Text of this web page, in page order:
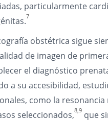
particularmente
7
obstétrica sigue
de imagen de
el diagnóstico
a su accesibilidad,
como la resonancia
seleccionados,8,9 que